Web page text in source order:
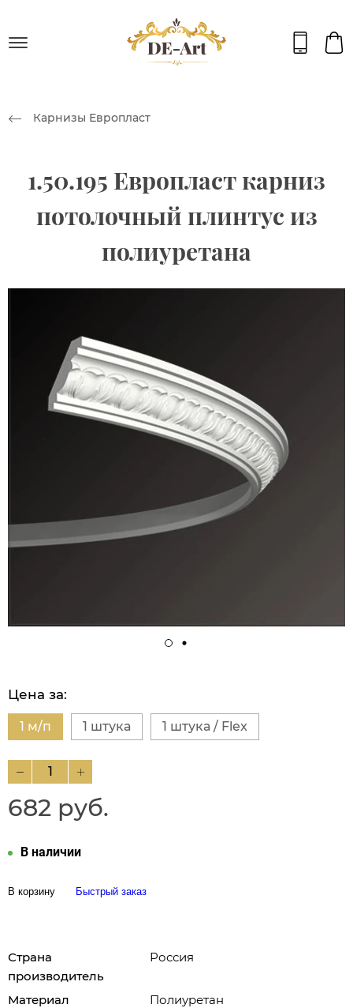
Карнизы Европласт
1.50.195 Европласт карниз
потолочный плинтус из
полиуретана
Цена за:
1 м/п 1 штука 1 штука / Flex
682 руб.
В наличии
В корзину Быстрый заказ
Страна
производитель
Россия
Материал
Полиуретан